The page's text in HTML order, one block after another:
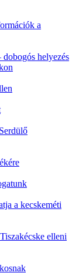
a
helyezés
a kecskeméti
elleni